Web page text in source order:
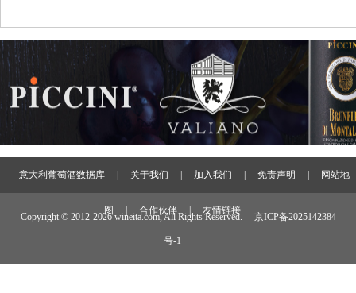
意大利葡萄酒数据库 关于我们 加入我们 免责声明 网站地
图 合作伙伴 友情链接
Copyright © 2012-2026 wineita.com, All Rights Reserved. 京ICP备2025142384
号-1